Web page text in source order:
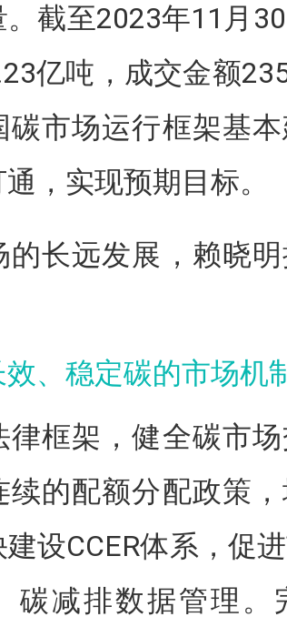
截至2023年11月
亿吨，成交金额
碳市场运行框架基
，实现预期目标。
的长远发展，赖晓
、稳定碳的市场机
律框架，健全碳市
续的配额分配政策
设CCER体系，促
碳减排数据管理。